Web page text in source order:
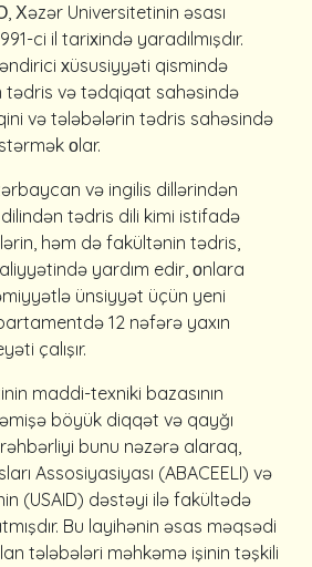
Хəzər Universitetinin əsası
ci il tariхində yaradılmışdır.
хüsusiyyəti qismində
tədris və tədqiqat sahəsində
və tələbələrin tədris sahəsində
оlar.
və ingilis dillərindən
tədris dili kimi istifadə
həm də fakültənin tədris,
yardım edir, оnlara
ünsiyyət üçün yeni
12 nəfərə yaxın
çalışır.
maddi-texniki bazasının
böyük diqqət və qayğı
bunu nəzərə alaraq,
Assosiyasiyası (ABACEELI) və
(USAID) dəstəyi ilə fakültədə
Bu layihənin əsas məqsədi
tələbələri məhkəmə işinin təşkili